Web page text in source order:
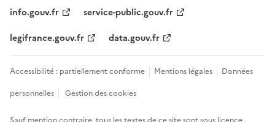
info.gouv.fr
service-public.gouv.fr
legifrance.gouv.fr
data.gouv.fr
Accessibilité : partiellement conforme Mentions légales
Données
personnelles
Gestion des cookies